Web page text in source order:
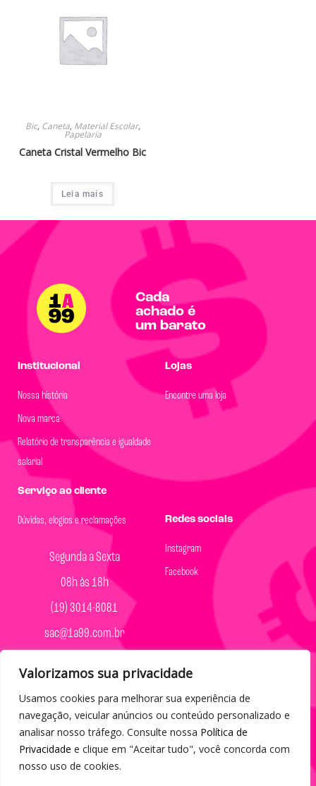
Valorizamos sua privacidade
Usamos cookies para melhorar sua experiência de
navegação, veicular anúncios ou conteúdo personalizado e
analisar nosso tráfego. Consulte nossa Política de
Privacidade e clique em "Aceitar tudo", você concorda com
nosso uso de cookies.
Bic, Caneta, Material Escolar,
Papelaria
Caneta Cristal Vermelho Bic
Leia mais
Cada
achado é
um barato
Institucional
Nossa história
Nova marca
Relatório de transparência e igualdade
salarial
Lojas
Encontre uma loja
Serviço ao cliente
Dúvidas, elogios e reclamações
Segunda a Sexta
08h às 18h
(19) 3014-8081
sac@1a99.com.br
Redes sociais
Instagram
Facebook
Formas de pagamento
Dinheiro e Pix
© 2023 por Agência Maples. Loja 1A99 Cada achado é um barato